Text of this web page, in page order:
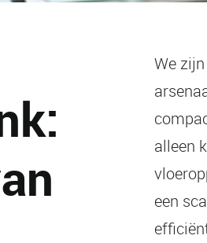
We
alleen
een